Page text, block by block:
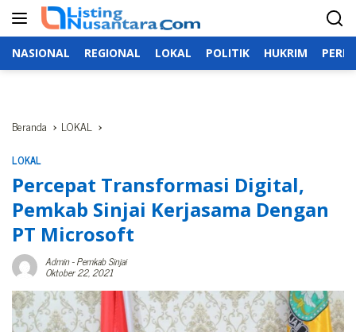
konten
NASIONAL REGIONAL LOKAL POLITIK HUKRIM
Beranda LOKAL
LOKAL
Percepat Transformasi Digital,
Pemkab Sinjai Kerjasama Dengan
PT Microsoft
Admin-Pemkab Sinjai
Oktober 22, 2021